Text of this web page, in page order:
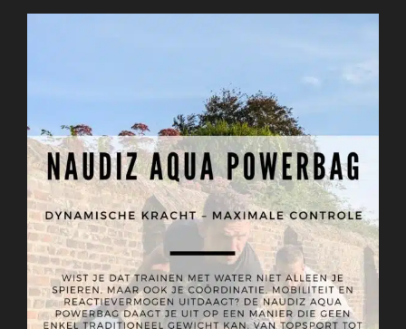
(anti-
Ervaringen